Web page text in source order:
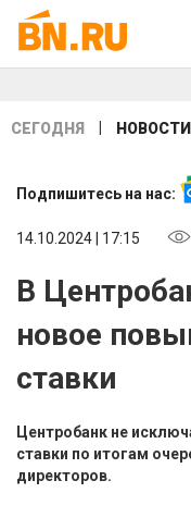
СЕГОДНЯ НОВОСТИ
Подпишитесь на нас:
14.10.2024 | 17:15
В
новое
ставки
Центробанк не
ставки по итогам
директоров.